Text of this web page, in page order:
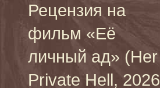
Рецензия на
фильм «Её
личный ад» (Her
Private Hell, 2026